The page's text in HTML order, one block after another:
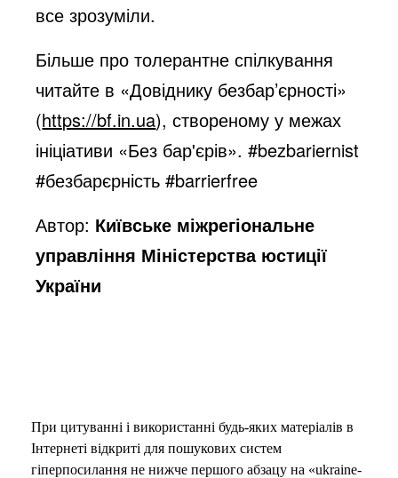
все зрозуміли.
Більше про толерантне спілкування
читайте в «Довіднику безбар’єрності»
(https://bf.in.ua), створеному у межах
ініціативи «Без бар'єрів».#bezbariernist
#безбарєрність #barrierfree
Автор: Київське міжрегіональне
управління Міністерства юстиції
України
При цитуванні і використанні будь-яких матеріалів в
Інтернеті відкриті для пошукових систем
гіперпосилання не нижче першого абзацу на «ukraine-